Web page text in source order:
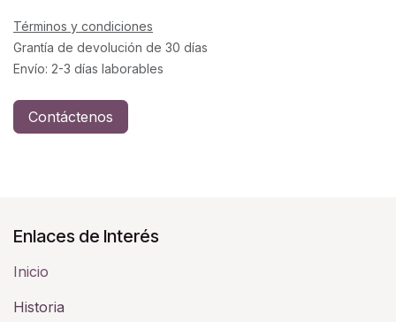
Términos y condiciones
Grantía de devolución de 30 días
Envío: 2-3 días laborables
Contáctenos
Enlaces de Interés
Inicio
Historia​